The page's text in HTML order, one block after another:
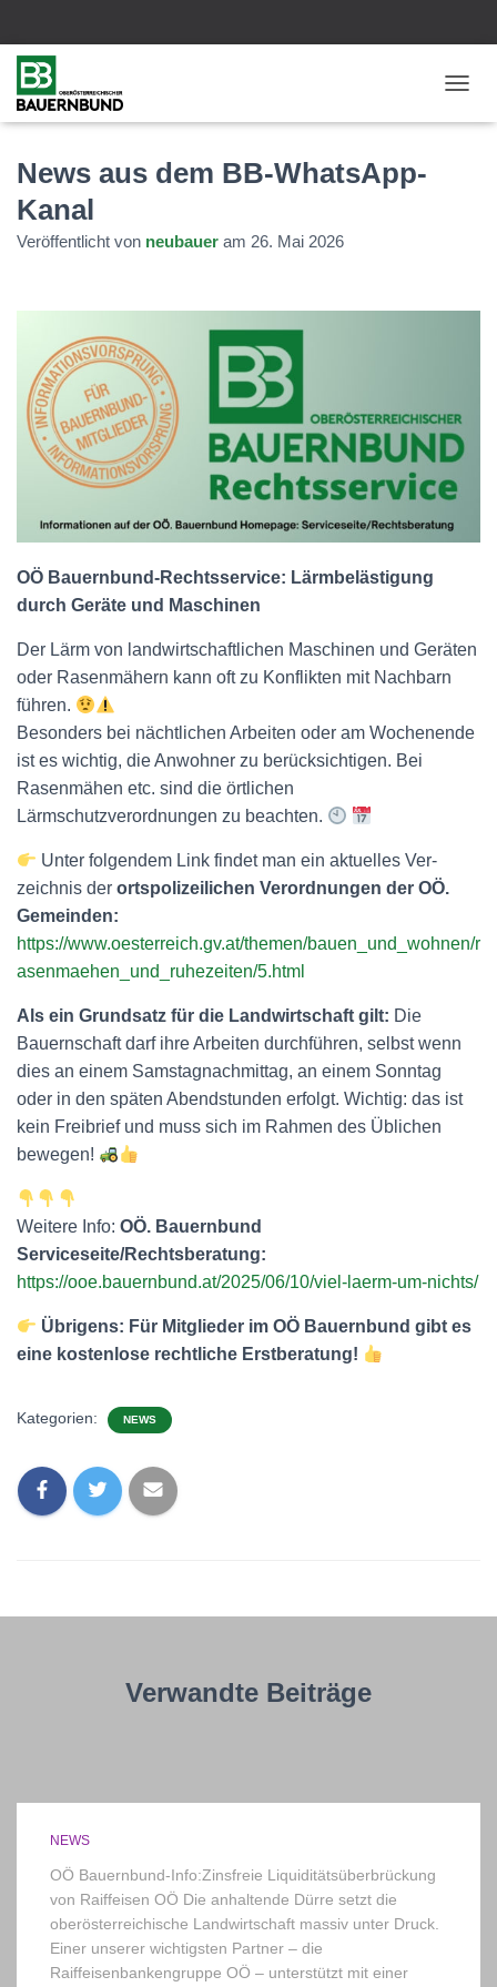
A
U
A
L
T
E
N
News aus dem BB-WhatsApp-
Kanal
Veröffentlicht von neubauer am 26. Mai 2026
OÖ Bauernbund-Rechtsservice: Lärmbelästigung
durch Geräte und Maschinen
Der Lärm von landwirtschaftlichen Maschinen und Geräten
oder Rasenmähern kann oft zu Konflikten mit Nachbarn
führen.
Besonders bei nächtlichen Arbeiten oder am Wochenende
ist es wichtig, die Anwohner zu berücksichtigen. Bei
Rasenmähen etc. sind die örtlichen
Lärmschutzverordnungen zu beachten.
Unter folgendem Link findet man ein aktuelles Ver­
zeichnis der ortspolizeilichen Verordnungen der OÖ.
Gemeinden:
https://www.oesterreich.gv.at/themen/bauen_und_wohnen/r
asenmaehen_und_ruhezeiten/5.html
Als ein Grundsatz für die Landwirtschaft gilt: Die
Bauernschaft darf ihre Arbeiten durchführen, selbst wenn
dies an einem Samstagnachmit­tag, an einem Sonntag
oder in den späten Abendstunden erfolgt. Wichtig: das ist
kein Freibrief und muss sich im Rahmen des Üblichen
bewegen!
Weitere Info: OÖ. Bauernbund
Serviceseite/Rechtsberatung:
https://ooe.bauernbund.at/2025/06/10/viel-laerm-um-nichts/
Übrigens: Für Mitglieder im OÖ Bauernbund gibt es
eine kostenlose rechtliche Erstberatung!
Kategorien: NEWS
Verwandte Beiträge
NEWS
OÖ Bauernbund-Info:Zinsfreie Liquiditätsüberbrückung
von Raiffeisen OÖ Die anhaltende Dürre setzt die
oberösterreichische Landwirtschaft massiv unter Druck.
Einer unserer wichtigsten Partner – die
Raiffeisenbankengruppe OÖ – unterstützt mit einer